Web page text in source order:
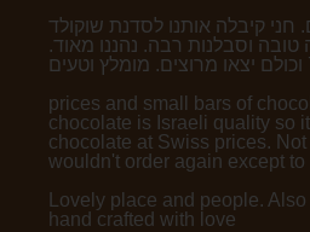
קיבלה אותנו לסדנת שוקולד
טובה וסבלנות רבה. נהננו מאוד.
prices and small bars of
chocolate is Israeli quality so
chocolate at Swiss prices.
wouldn't order again except
Lovely place and people.
hand crafted with love